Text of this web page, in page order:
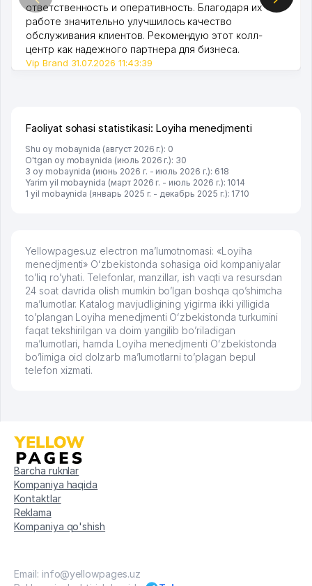
ответственность и оперативность. Благодаря их
работе значительно улучшилось качество
обслуживания клиентов. Рекомендую этот колл-
центр как надежного партнера для бизнеса.
Vip Brand 31.07.2026 11:43:39
Faoliyat sohasi statistikasi: Loyiha menedjmenti
Shu oy mobaynida (август 2026 г.): 0
O'tgan oy mobaynida (июль 2026 г.): 30
3 oy mobaynida (июнь 2026 г. - июль 2026 г.): 618
Yarim yil mobaynida (март 2026 г. - июль 2026 г.): 1014
1 yil mobaynida (январь 2025 г. - декабрь 2025 г.): 1710
Yellowpages.uz electron ma’lumotnomasi: «Loyiha
menedjmenti» Oʻzbekistonda sohasiga oid kompaniyalar
to’liq ro’yhati. Telefonlar, manzillar, ish vaqti va resursdan
24 soat davrida olish mumkin bo’lgan boshqa qo’shimcha
ma’lumotlar. Katalog mavjudligining yigirma ikki yilligida
to’plangan Loyiha menedjmenti Oʻzbekistonda turkumini
faqat tekshirilgan va doim yangilib bo’riladigan
ma’lumotlari, hamda Loyiha menedjmenti Oʻzbekistonda
bo’limiga oid dolzarb ma’lumotlarni to’plagan bepul
telefon xizmati.
Barcha ruknlar
Kompaniya haqida
Kontaktlar
Reklama
Kompaniya qo'shish
Email: info@yellowpages.uz